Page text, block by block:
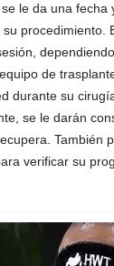
le da una fecha
procedimiento.
de
durante su
se le darán
También
verificar su